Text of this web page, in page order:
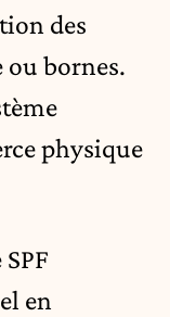
des
ou bornes.
physique
en